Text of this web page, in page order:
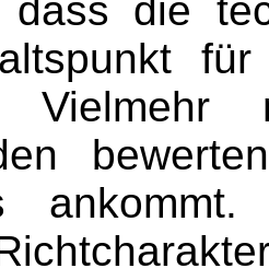
dass die